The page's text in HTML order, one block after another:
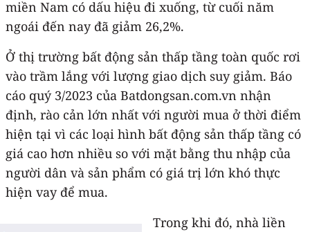
miền Nam có dấu hiệu đi xuống, từ cuối năm
ngoái đến nay đã giảm 26,2%.
Ở thị trường bất động sản thấp tầng toàn quốc rơi
vào trầm lắng với lượng giao dịch suy giảm. Báo
cáo quý 3/2023 của Batdongsan.com.vn nhận
định, rào cản lớn nhất với người mua ở thời điểm
hiện tại vì các loại hình bất động sản thấp tầng có
giá cao hơn nhiều so với mặt bằng thu nhập của
người dân và sản phẩm có giá trị lớn khó thực
hiện vay để mua.
Trong khi đó, nhà liền